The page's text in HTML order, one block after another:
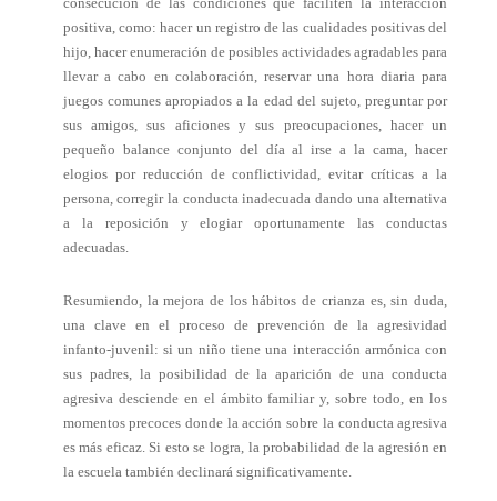
positiva, como: hacer un registro de las cualidades positivas del
hijo, hacer enumeración de posibles actividades agradables para
llevar a cabo en colaboración, reservar una hora diaria para
juegos comunes apropiados a la edad del sujeto, preguntar por
sus amigos, sus aficiones y sus preocupaciones, hacer un
pequeño balance conjunto del día al irse a la cama, hacer
elogios por reducción de conflictividad, evitar críticas a la
persona, corregir la conducta inadecuada dando una alternativa
a la reposición y elogiar oportunamente las conductas
adecuadas.
Resumiendo, la mejora de los hábitos de crianza es, sin duda,
una clave en el proceso de prevención de la agresividad
infanto-juvenil: si un niño tiene una interacción armónica con
sus padres, la posibilidad de la aparición de una conducta
agresiva desciende en el ámbito familiar y, sobre todo, en los
momentos precoces donde la acción sobre la conducta agresiva
es más eficaz. Si esto se logra, la probabilidad de la agresión en
la escuela también declinará significativamente.